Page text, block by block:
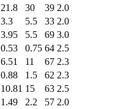
21.8 30 39 2.0
3.3 5.5 33 2.0
3.95 5.5 69 3.0
0.53 0.75 64 2.5
6.51 11 67 2.3
0.88 1.5 62 2.3
10.81 15 63 2.5
1.49 2.2 57 2.0